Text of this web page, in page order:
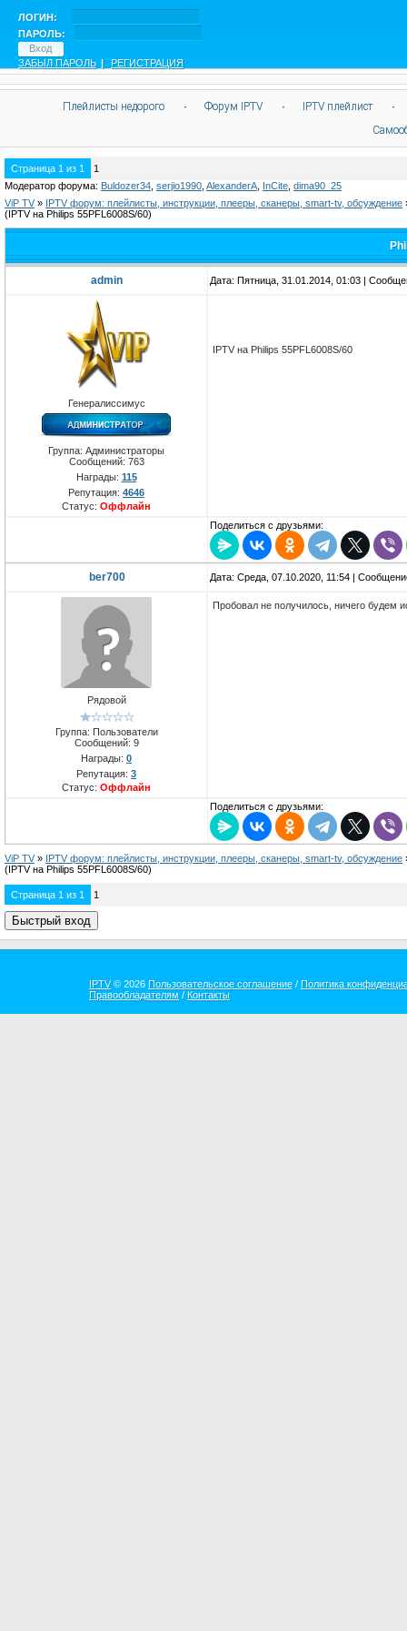
ЛОГИН:
ПАРОЛЬ:
ЗАБЫЛ ПАРОЛЬ | РЕГИСТРАЦИЯ
Плейлисты недорого · Форум IPTV · IPTV плейлист
·
Страница 1 из 1
1
Модератор форума: Buldozer34 serjio1990 AlexanderA InCite dima90_25
ViP TV » IPTV форум: плейлисты, инструкции, плееры, сканеры, smart-tv, обсуждение
(IPTV на Philips 55PFL6008S/60)
admin Дата: Пятница, 31.01.2014, 01:03 |
Генералиссимус
Группа: Администраторы
Сообщений: 763
Награды: 115
Репутация: 4646
Статус: Оффлайн
IPTV на Philips 55PFL6008S/60
Поделиться с друзьями:
ber700 Дата: Среда, 07.10.2020, 11:54 |
Рядовой
Группа: Пользователи
Сообщений: 9
Награды: 0
Репутация: 3
Статус: Оффлайн
Пробовал не получилось, ничего будем
Поделиться с друзьями:
ViP TV » IPTV форум: плейлисты, инструкции, плееры, сканеры, smart-tv, обсуждение
(IPTV на Philips 55PFL6008S/60)
Страница 1 из 1 1
IPTV© 2026 Пользовательское соглашение / Политика
Правообладателям / Контакты